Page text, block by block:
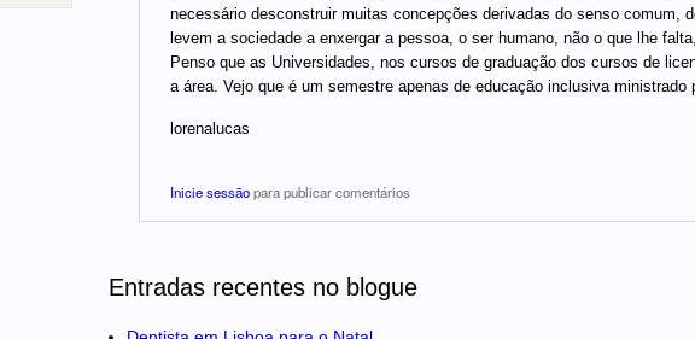
necessário desconstruir muitas concepções derivadas do senso
levem a sociedade a enxergar a pessoa, o ser humano, não o que lhe
Penso que as Universidades, nos cursos de graduação dos cursos de
a área. Vejo que é um semestre apenas de educação inclusiva
lorenalucas
Inicie sessãopara publicar comentários
Entradas recentes no blogue